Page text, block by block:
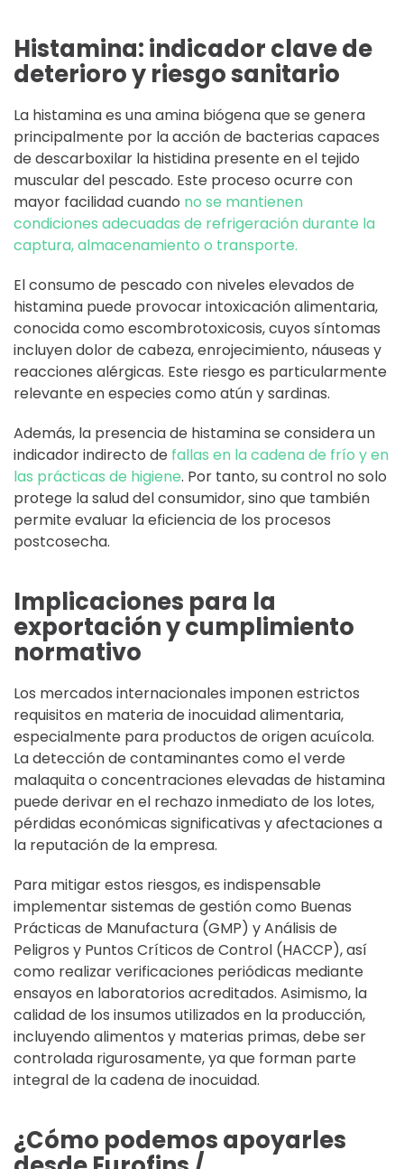
Histamina: indicador clave de
deterioro y riesgo sanitario
La histamina es una amina biógena que se genera
principalmente por la acción de bacterias capaces
de descarboxilar la histidina presente en el tejido
muscular del pescado. Este proceso ocurre con
mayor facilidad cuando no se mantienen
condiciones adecuadas de refrigeración durante la
captura, almacenamiento o transporte.
El consumo de pescado con niveles elevados de
histamina puede provocar intoxicación alimentaria,
conocida como escombrotoxicosis, cuyos síntomas
incluyen dolor de cabeza, enrojecimiento, náuseas y
reacciones alérgicas. Este riesgo es particularmente
relevante en especies como atún y sardinas.
Además, la presencia de histamina se considera un
indicador indirecto de fallas en la cadena de frío y en
las prácticas de higiene. Por tanto, su control no solo
protege la salud del consumidor, sino que también
permite evaluar la eficiencia de los procesos
postcosecha.
Implicaciones para la
exportación y cumplimiento
normativo
Los mercados internacionales imponen estrictos
requisitos en materia de inocuidad alimentaria,
especialmente para productos de origen acuícola.
La detección de contaminantes como el verde
malaquita o concentraciones elevadas de histamina
puede derivar en el rechazo inmediato de los lotes,
pérdidas económicas significativas y afectaciones a
la reputación de la empresa.
Para mitigar estos riesgos, es indispensable
implementar sistemas de gestión como Buenas
Prácticas de Manufactura (GMP) y Análisis de
Peligros y Puntos Críticos de Control (HACCP), así
como realizar verificaciones periódicas mediante
ensayos en laboratorios acreditados. Asimismo, la
calidad de los insumos utilizados en la producción,
incluyendo alimentos y materias primas, debe ser
controlada rigurosamente, ya que forman parte
integral de la cadena de inocuidad.
¿Cómo podemos apoyarles